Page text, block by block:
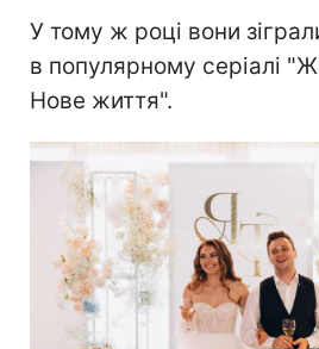
У тому ж році вони
в популярному серіалі
Нове життя".